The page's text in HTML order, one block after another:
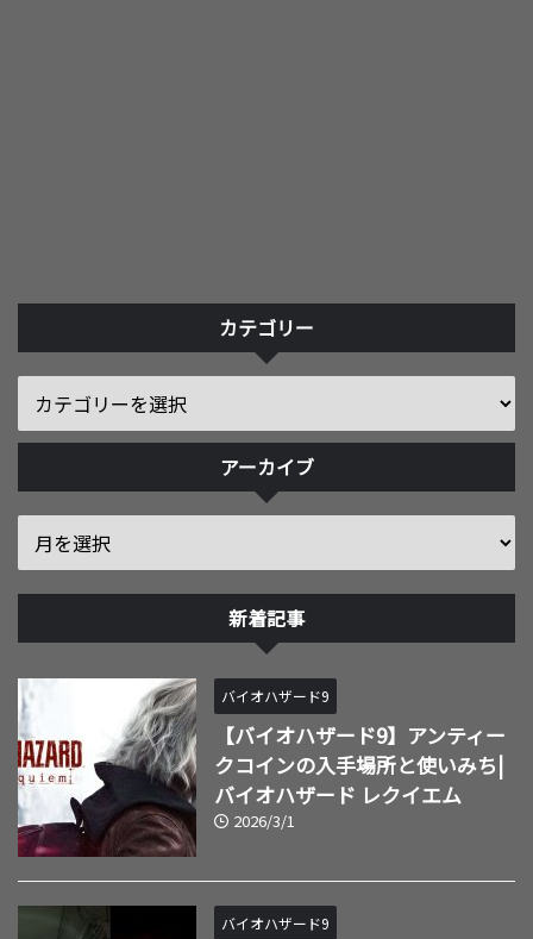
カテゴリー
アーカイブ
新着記事
バイオハザード9
【バイオハザード9】アンティー
クコインの入手場所と使いみち|
バイオハザード レクイエム
2026/3/1
バイオハザード9